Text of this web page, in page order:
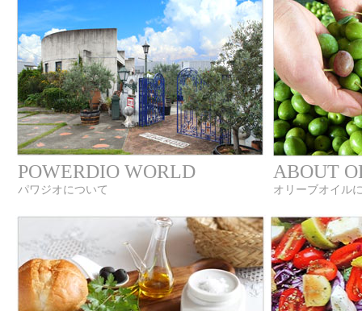
POWERDIO WORLD
パワジオについて
ABOUT
オリーブオイル